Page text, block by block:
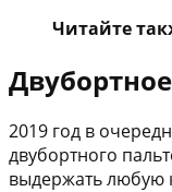
Читайте
2019 год в
двубортного
выдержать любую